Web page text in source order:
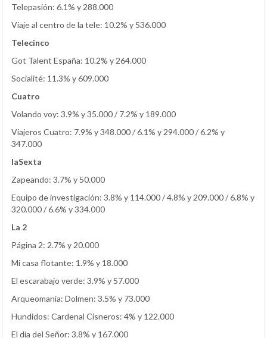
Telepasión: 6.1% y 288.000
Viaje al centro de la tele: 10.2% y 536.000
Telecinco
Got Talent España: 10.2% y 264.000
Socialité: 11.3% y 609.000
Cuatro
Volando voy: 3.9% y 35.000 / 7.2% y 189.000
Viajeros Cuatro: 7.9% y 348.000 / 6.1% y 294.000 / 6.2% y
347.000
laSexta
Zapeando: 3.7% y 50.000
Equipo de investigación: 3.8% y 114.000 / 4.8% y 209.000 / 6.8% y
320.000 / 6.6% y 334.000
La 2
Página 2: 2.7% y 20.000
Mi casa flotante: 1.9% y 18.000
El escarabajo verde: 3.9% y 57.000
Arqueomanía: Dolmen: 3.5% y 73.000
Hundidos: Cardenal Cisneros: 4% y 122.000
El día del Señor: 3.8% y 167.000